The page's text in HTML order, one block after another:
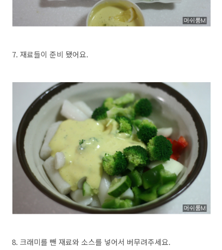
7. 재료들이 준비 됐어요.
8. 크래미를 뺀 재료와 소스를 넣어서 버무려주세요.